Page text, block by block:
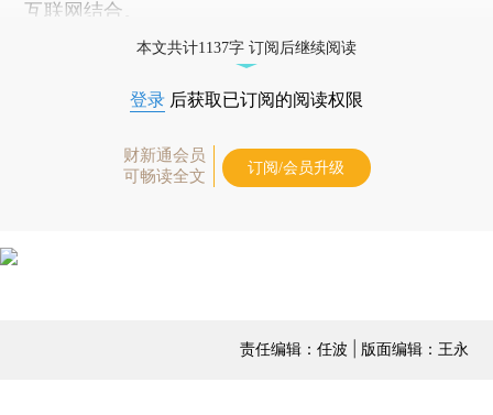
互联网结合。
本文共计1137字 订阅后继续阅读
登录 后获取已订阅的阅读权限
财新通会员
可畅读全文
订阅/会员升级
责任编辑：任波 | 版面编辑：王永